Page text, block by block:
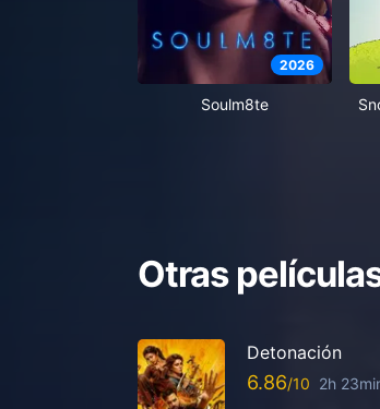
2026
Soulm8te
Otras
Detonación
6.86 2h